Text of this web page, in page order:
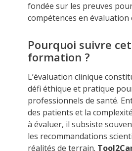
fondée sur les preuves
compétences en évaluation
Pourquoi suivre
formation ?
L’évaluation clinique
défi éthique et pratique
professionnels de santé.
des patients et la
à évaluer, il subsiste
les recommandations
réalités de terrain.